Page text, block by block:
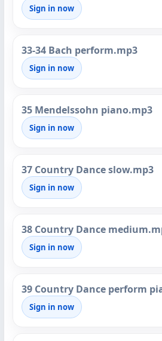
Sign in now
33-34 Bach perform.mp3
Sign in now
35 Mendelssohn piano.mp3
Sign in now
37 Country Dance slow.mp3
Sign in now
38 Country Dance
Sign in now
39 Country Dance perform
Sign in now